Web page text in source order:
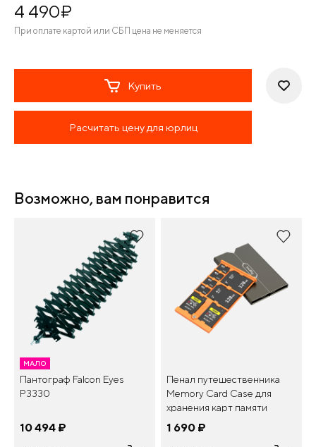
4 490¤
При оплате картой или СБП цена не меняется
Купить
Расчитать цену для юрлиц
Возможно, вам понравится
МАЛО
Пантограф Falcon Eyes
P3330
10 494 ¤
Пенал путешественника
Memory Card Case для
хранения карт памяти
SmallRig 4107
1 690 ¤